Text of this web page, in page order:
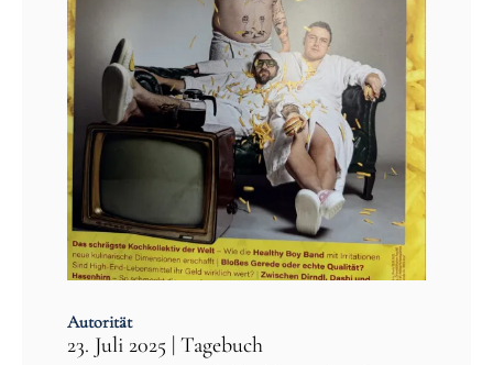
Autorität
23. Juli 2025 | Tagebuch